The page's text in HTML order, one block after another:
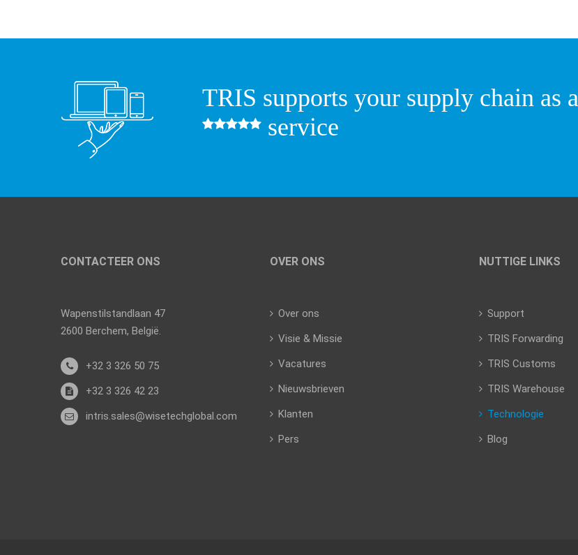
TRIS supports your supply chain as a
service
CONTACTEER ONS
Wapenstilstandlaan 47
2600 Berchem, België.
+32 3 326 50 75
+32 3 326 42 23
intris.sales@wisetechglobal.com
OVER ONS
Over ons
Visie & Missie
Vacatures
Nieuwsbrieven
Klanten
Pers
NUTTIGE LINKS
Support
TRIS Forwarding
TRIS Customs
TRIS Warehouse
Technologie
Blog